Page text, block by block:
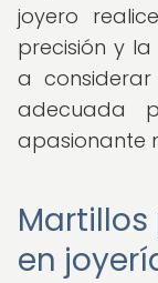
joyero
precisión y
a
adecuada
apasionante
en